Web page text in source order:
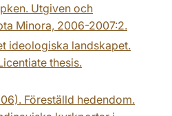
Utgiven och
Minora, 2006-2007:2.
ideologiska landskapet.
thesis.
Föreställd hedendom.